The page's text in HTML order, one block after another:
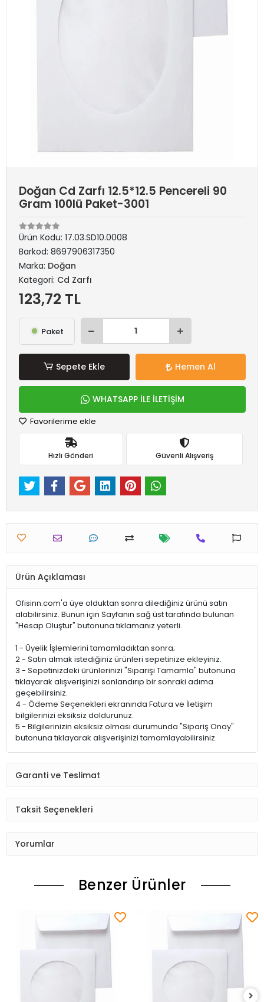
Doğan Cd Zarfı 12.5*12.5 Pencereli 90
Gram 100lü Paket-3001
Ürün Kodu: 17.03.SD10.0008
Barkod: 8697906317350
Marka: Doğan
Kategori: Cd Zarfı
123,72 TL
Paket
Sepete Ekle Hemen Al
WHATSAPP İLE İLETİŞİM
Favorilerime ekle
Hızlı Gönderi Güvenli Alışveriş
Ürün Açıklaması
Ofisinn.com'a üye olduktan sonra dilediğiniz ürünü satın
alabilirsiniz. Bunun için Sayfanın sağ üst tarafında bulunan
"Hesap Oluştur" butonuna tıklamanız yeterli.
1 - Üyelik İşlemlerini tamamladıktan sonra;
2 - Satın almak istediğiniz ürünleri sepetinize ekleyiniz.
3 - Sepetinizdeki ürünlerinizi "Siparişi Tamamla" butonuna
tıklayarak alışverişinizi sonlandırıp bir sonraki adıma
geçebilirsiniz.
4 - Ödeme Seçenekleri ekranında Fatura ve İletişim
bilgilerinizi eksiksiz doldurunuz.
5 - Bilgilerinizin eksiksiz olması durumunda "Sipariş Onay"
butonuna tıklayarak alışverişinizi tamamlayabilirsiniz.
Garanti ve Teslimat
Taksit Seçenekleri
Yorumlar
Benzer Ürünler